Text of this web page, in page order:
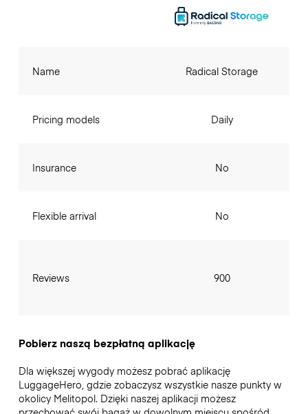
Name
Pricing models
Insurance
Flexible arrival
Reviews
Radical Storage
Daily
No
No
900
Pobierz naszą bezpłatną aplikację
Dla większej wygody możesz pobrać aplikację
LuggageHero, gdzie zobaczysz wszystkie nasze punkty w
okolicy Melitopol. Dzięki naszej aplikacji możesz